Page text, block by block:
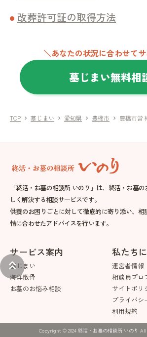
keyboard_double_arrow_up
改葬許可証の取得方法
＼あなたの状況に合わせて
墓じまい無料相
TOP chevron_right 墓じまい chevron_right 愛知県 chevron_right 豊橋市 chevron_right 豊橋市営
「終活・お墓の相談所 いのり」は、終活・お墓
しく解決する相談サービスです。
供養のお困りごとに対して徹底的に寄り添い、
情に合わせたアドバイスを行います。
サービス案内
墓じまい
海洋散骨
お墓のお悩み相談
私たち
運営者情報
相談員プロ
サイトポリ
プライバシ
利用規約
Copyright © 2024 終活・お墓の相談所 いのり